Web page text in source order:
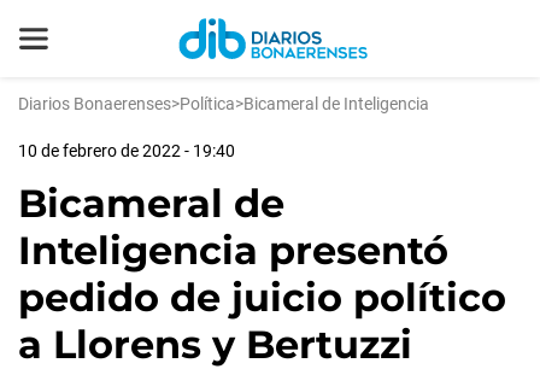
Diarios Bonaerenses>Política>Bicameral de Inteligencia
10 de febrero de 2022 - 19:40
Bicameral de
Inteligencia presentó
pedido de juicio político
a Llorens y Bertuzzi